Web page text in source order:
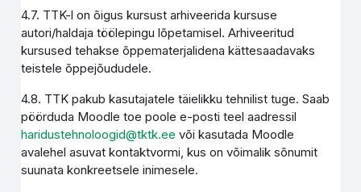
4.7. TTK-l on õigus kursust arhiveerida kursuse
autori/haldaja töölepingu lõpetamisel. Arhiveeritud
kursused tehakse õppematerjalidena kättesaadavaks
teistele õppejõududele.
4.8. TTK pakub kasutajatele täielikku tehnilist tuge. Saab
pöörduda Moodle toe poole e-posti teel aadressil
haridustehnoloogid@tktk.ee või kasutada Moodle
avalehel asuvat kontaktvormi, kus on võimalik sõnumit
suunata konkreetsele inimesele.